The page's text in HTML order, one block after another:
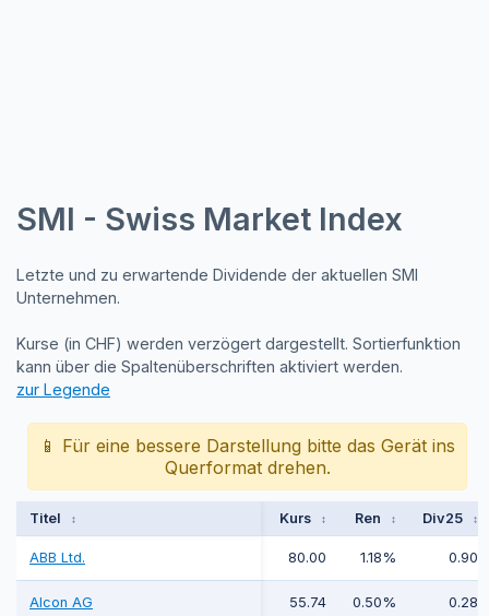
SMI - Swiss Market Index
Letzte und zu erwartende Dividende der aktuellen SMI
Unternehmen.
Kurse (in CHF) werden verzögert dargestellt. Sortierfunktion
kann über die Spaltenüberschriften aktiviert werden.
zur Legende
📱 Für eine bessere Darstellung bitte das Gerät ins
Querformat drehen.
Titel ↕ Kurs ↕ Ren ↕ Div25 ↕
ABB Ltd. 80.00 1.18% 0.90
Alcon AG 55.74 0.50% 0.28